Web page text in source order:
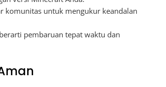
komunitas untuk mengukur keandalan
pembaruan tepat waktu dan